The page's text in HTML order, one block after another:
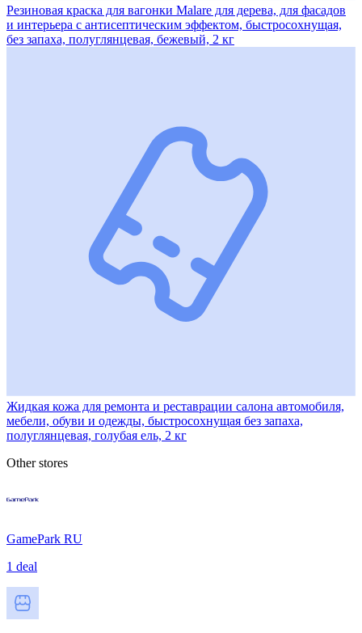
Резиновая краска для вагонки Malare для дерева, для фасадов
и интерьера с антисептическим эффектом, быстросохнущая,
без запаха, полуглянцевая, бежевый, 2 кг
Жидкая кожа для ремонта и реставрации салона автомобиля,
мебели, обуви и одежды, быстросохнущая без запаха,
полуглянцевая, голубая ель, 2 кг
Other stores
GamePark RU
1 deal